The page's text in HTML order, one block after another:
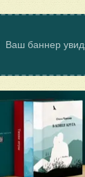
Ваш баннер